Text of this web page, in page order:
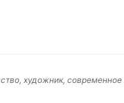
художник, современное